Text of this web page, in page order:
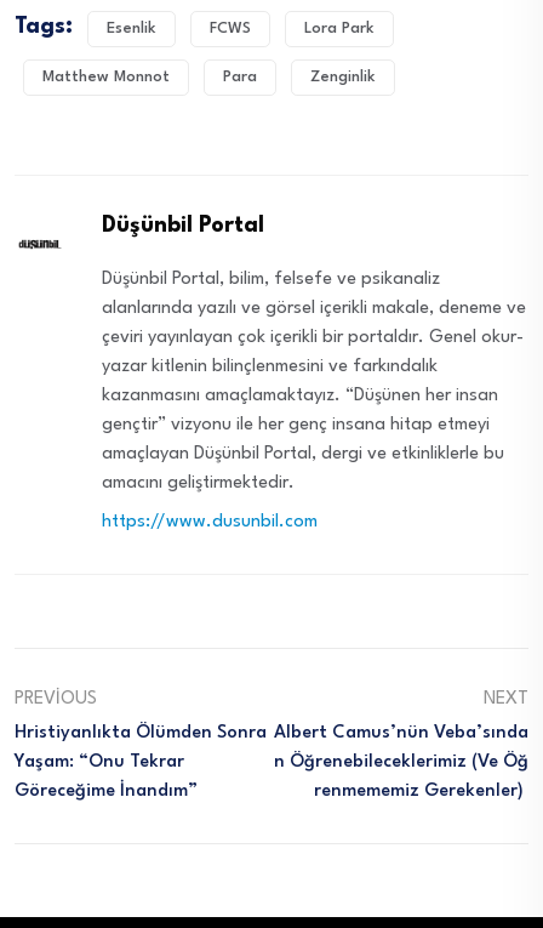
Tags: Esenlik FCWS Lora Park
Matthew Monnot Para Zenginlik
Düşünbil Portal
Düşünbil Portal, bilim, felsefe ve psikanaliz
alanlarında yazılı ve görsel içerikli makale, deneme ve
çeviri yayınlayan çok içerikli bir portaldır. Genel okur-
yazar kitlenin bilinçlenmesini ve farkındalık
kazanmasını amaçlamaktayız. “Düşünen her insan
gençtir” vizyonu ile her genç insana hitap etmeyi
amaçlayan Düşünbil Portal, dergi ve etkinliklerle bu
amacını geliştirmektedir.
https://www.dusunbil.com
PREVIOUS
Hristiyanlıkta Ölümden Sonra
Yaşam: “Onu Tekrar
Göreceğime İnandım”
NEXT
Albert Camus’nün Veba’sında
N Öğrenebileceklerimiz (ve Öğ
Renmememiz Gerekenler)